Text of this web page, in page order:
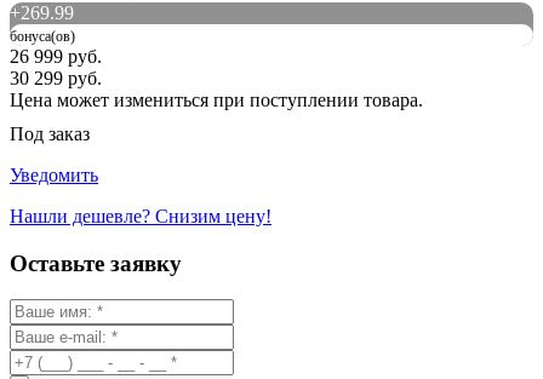
+269.99
бонуса(ов)
26 999 руб.
30 299 руб.
Цена может измениться при поступлении товара.
Под заказ
Уведомить
Нашли дешевле? Снизим цену!
Оставьте заявку